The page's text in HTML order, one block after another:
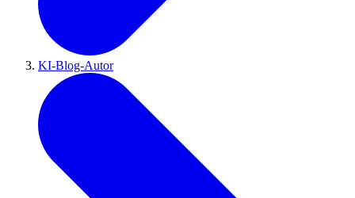
KI-Blog-Autor